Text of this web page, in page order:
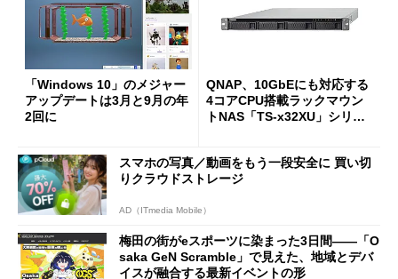
「Windows 10」のメジャー
アップデートは3月と9月の年
2回に
QNAP、10GbEにも対応する
4コアCPU搭載ラックマウン
トNAS「TS-x32XU」シリー
スマホの写真／動画をもう一段安全に 買い切
りクラウドストレージ
AD（ITmedia Mobile）
梅田の街がeスポーツに染まった3日間――「O
saka GeN Scramble」で見えた、地域とデバ
イスが融合する最新イベントの形